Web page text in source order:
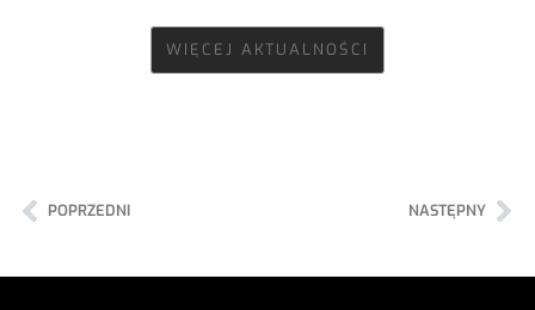
WIĘCEJ AKTUALNOŚCI
POPRZEDNI NASTĘPNY